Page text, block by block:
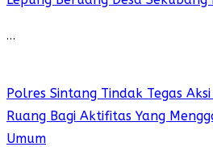
…
Polres Sintang Tindak Tegas
Ruang Bagi Aktifitas Yang
Umum